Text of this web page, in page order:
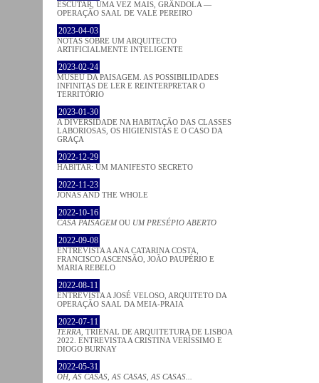
ESCUTAR, UMA VEZ MAIS, GRÂNDOLA —
OPERAÇÃO SAAL DE VALE PEREIRO
2023-04-03
NOTAS SOBRE UM ARQUITECTO
ARTIFICIALMENTE INTELIGENTE
2023-02-24
MUSEU DA PAISAGEM. AS POSSIBILIDADES
INFINITAS DE LER E REINTERPRETAR O
TERRITÓRIO
2023-01-30
A DIVERSIDADE NA HABITAÇÃO DAS CLASSES
LABORIOSAS, OS HIGIENISTAS E O CASO DA
GRAÇA
2022-12-29
HABITAR: UM MANIFESTO SECRETO
2022-11-23
JONAS AND THE WHOLE
2022-10-16
CASA PAISAGEMOU UM PRESÉPIO ABERTO
2022-09-08
ENTREVISTA A ANA CATARINA COSTA,
FRANCISCO ASCENSÃO, JOÃO PAUPÉRIO E
MARIA REBELO
2022-08-11
ENTREVISTA A JOSÉ VELOSO, ARQUITETO DA
OPERAÇÃO SAAL DA MEIA-PRAIA
2022-07-11
TERRA , TRIENAL DE ARQUITETURA DE LISBOA
2022. ENTREVISTA A CRISTINA VERÍSSIMO E
DIOGO BURNAY
2022-05-31
OH, AS CASAS, AS CASAS, AS CASAS...